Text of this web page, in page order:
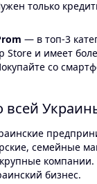
только
— в топ-3
Store и имеет
со
всей
семейные
компании.
бизнес.